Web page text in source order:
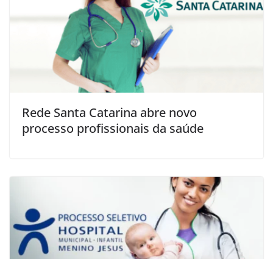
Rede Santa Catarina abre novo
processo profissionais da saúde